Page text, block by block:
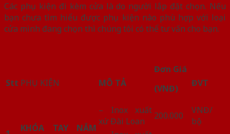
Các phụ kiện đi kèm cửa là do người lắp đặt chọn. Nếu
bạn chưa tìm hiểu được phụ kiện nào phù hợp với loại
cửa mình đang chọn thì chúng tôi có thể tư vấn cho bạn.
Stt PHỤ KIỆN MÔ TẢ
Đơn Giá
(VNĐ)
ĐVT
KHÓA TAY NẮM
– Inox xuất
xứ Đài Loan
200.000
VNĐ/
bộ